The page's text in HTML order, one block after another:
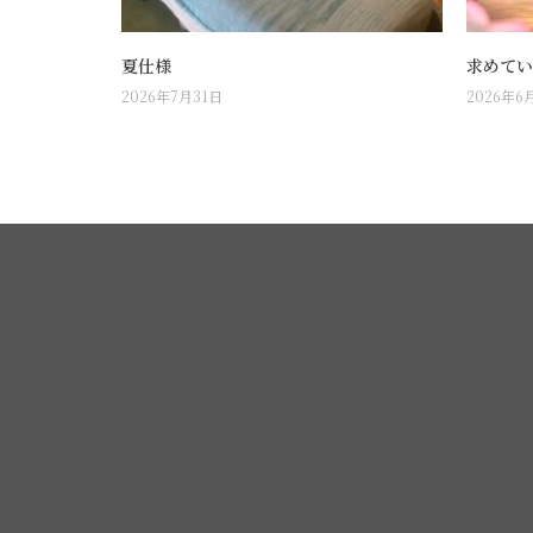
夏仕様
2026年7月31日
求めて
2026年6